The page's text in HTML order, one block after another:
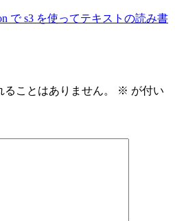
で s3 を使ってテキストの読み書
ことはありません。 ※ が付い